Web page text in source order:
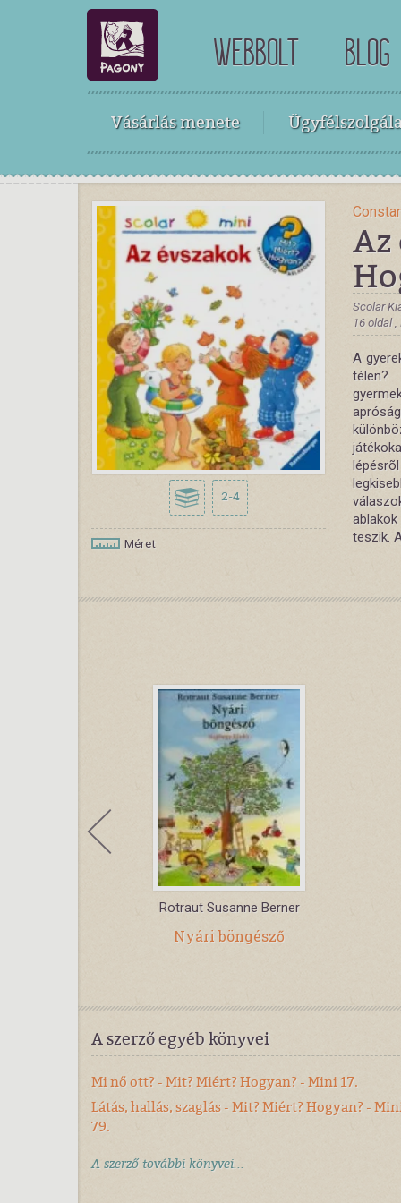
WEBBOLT BLOG
Vásárlás menete
2-4
Méret
Scolar
16 oldal
A
teszik.
Rotraut Susanne Berner
Nyári böngésző
A szerző egyéb könyvei
Mi nő ott? - Mit? Miért? Hogyan? - Mini 17.
Látás, hallás, szaglás - Mit? Miért? Hogyan? -
79.
A szerző további könyvei...